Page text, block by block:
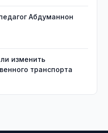
Абдуманнон
изменить
транспорта